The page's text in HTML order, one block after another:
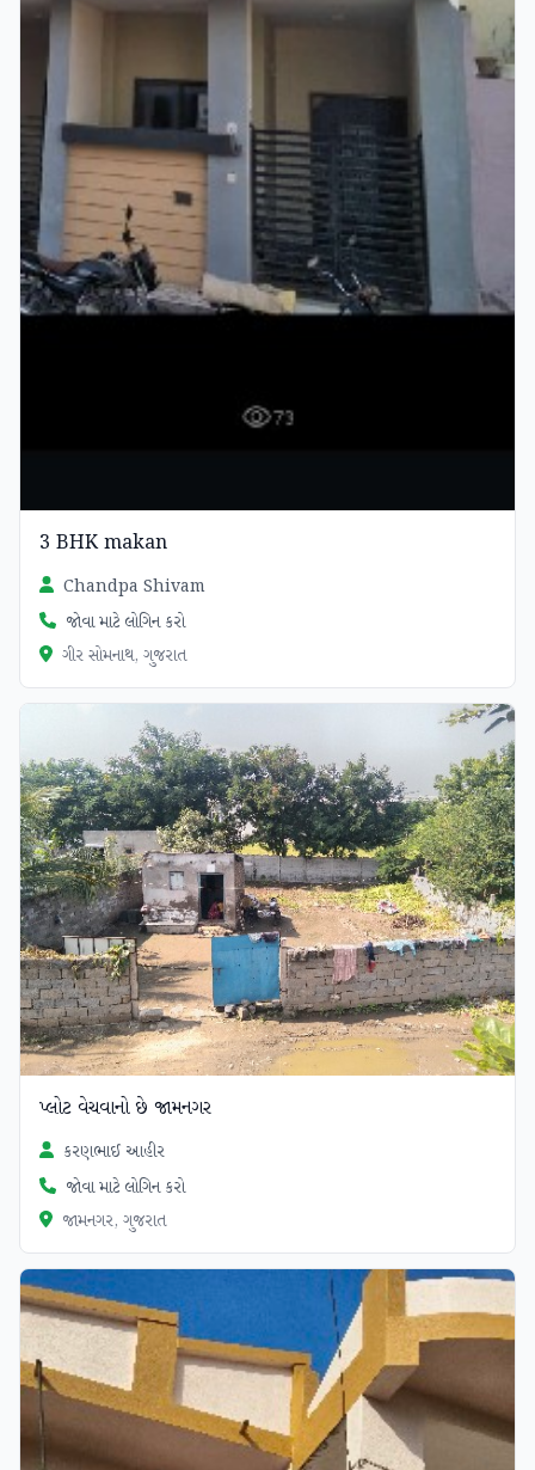
3 BHK makan
Chandpa Shivam
જોવા માટે લોગિન કરો
ગીર સોમનાથ, ગુજરાત
પ્લોટ વેચવાનો છે જામનગર
કરણભાઈ આહીર
જોવા માટે લોગિન કરો
જામનગર, ગુજરાત